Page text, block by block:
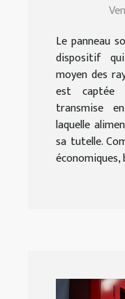
Le panneau
dispositif
moyen des
est captée
transmise
laquelle
sa tutelle.
économiques,